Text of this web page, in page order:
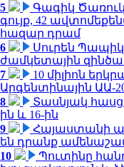
5
Գագիկ
գույք, 42
հազար դրամ
6
Սուրեն
ժամկետային
7
10 միլիոն
Արգենտինային ԱԱ-
8
Տասնյակ
ին և 16-ին
9
Հայաստանի
են դրանք
10
Պուտինը